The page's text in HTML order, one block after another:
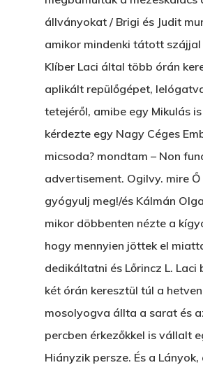
állványokat / Brigi és Judit
amikor mindenki tátott szájjal
Klíber Laci által több órán
aplikált repülőgépet,
tetejéről, amibe egy Mikulás
kérdezte egy Nagy Céges
micsoda? mondtam – Non
advertisement. Ogilvy. mire Ő
gyógyulj meg!/és Kálmán
mikor döbbenten nézte a
hogy mennyien jöttek el
dedikáltatni és Lőrincz L. Laci
két órán keresztül túl a
mosolyogva állta a sarat és
percben érkezőkkel is vállalt
Hiányzik persze. És a Lányok,